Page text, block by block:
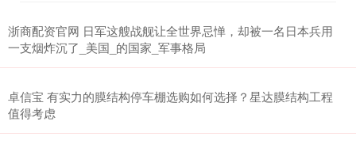
浙商配资官网 日军这艘战舰让全世界忌惮，却被一名日本兵用
一支烟炸沉了_美国_的国家_军事格局
卓信宝 有实力的膜结构停车棚选购如何选择？星达膜结构工程
值得考虑